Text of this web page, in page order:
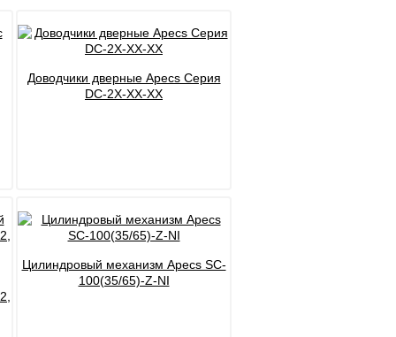
Доводчики дверные Apecs Серия
DC-2X-XX-XX
Цилиндровый механизм Apecs SC-
100(35/65)-Z-NI